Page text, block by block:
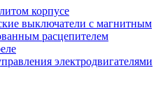
корпусе
выключатели с магнитным
расцепителем
электродвигателями